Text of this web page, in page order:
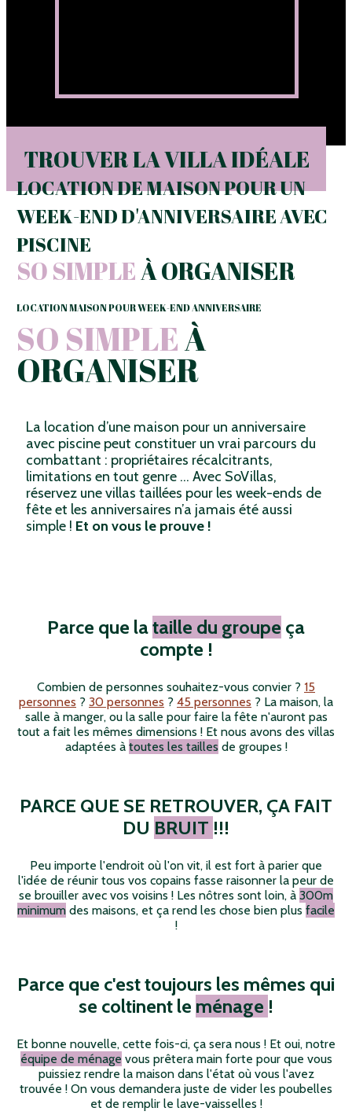
TROUVER LA VILLA IDÉALE
LOCATION DE MAISON POUR UN
WEEK-END D'ANNIVERSAIRE AVEC
PISCINE
SO SIMPLEÀ ORGANISER
LOCATION MAISON POUR WEEK-END ANNIVERSAIRE
SO SIMPLEÀ
ORGANISER
La location d’une maison pour un anniversaire
avec piscine peut constituer un vrai parcours du
combattant : propriétaires récalcitrants,
limitations en tout genre … Avec SoVillas,
réservez une villas taillées pour les week-ends de
fête et les anniversaires n’a jamais été aussi
simple ! Et on vous le prouve !
Parce que lataille du groupe ça
compte !
Combien de personnes souhaitez-vous convier ? 15
personnes ? 30 personnes ? 45 personnes ? La maison, la
salle à manger, ou la salle pour faire la fête n'auront pas
tout a fait les mêmes dimensions ! Et nous avons des villas
adaptées à toutes les tailles de groupes !
PARCE QUE SE RETROUVER, ÇA FAIT
DU BRUIT !!!
Peu importe l'endroit où l'on vit, il est fort à parier que
l'idée de réunir tous vos copains fasse raisonner la peur de
se brouiller avec vos voisins ! Les nôtres sont loin, à 300m
minimum des maisons, et ça rend les chose bien plus facile
!
Parce que c'est toujours les mêmes qui
se coltinent le ménage !
Et bonne nouvelle, cette fois-ci, ça sera nous ! Et oui, notre
équipe de ménage vous prêtera main forte pour que vous
puissiez rendre la maison dans l'état où vous l'avez
trouvée ! On vous demandera juste de vider les poubelles
et de remplir le lave-vaisselles !